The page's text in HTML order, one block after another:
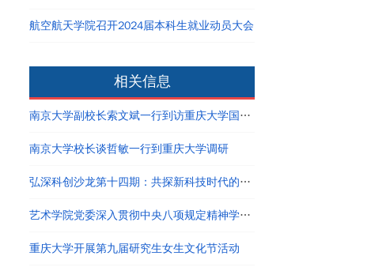
航空航天学院召开2024届本科生就业动员大会
相关信息
南京大学副校长索文斌一行到访重庆大学国家卓越工程师学院
南京大学校长谈哲敏一行到重庆大学调研
弘深科创沙龙第十四期：共探新科技时代的创新创业与职业发展
艺术学院党委深入贯彻中央八项规定精神学习教育读书班结业
重庆大学开展第九届研究生女生文化节活动